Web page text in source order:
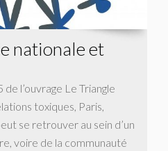
nationale et
l’ouvrage Le Triangle
toxiques, Paris,
se retrouver au sein d’un
voire de la communauté